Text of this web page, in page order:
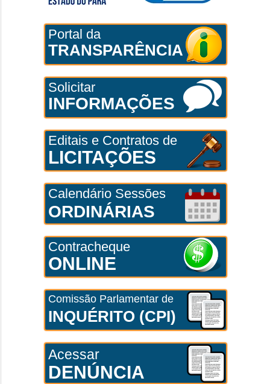
Portal da
TRANSPARÊNCIA
Solicitar
INFORMAÇÕES
Editais e Contratos de
LICITAÇÕES
Calendário Sessões
ORDINÁRIAS
Contracheque
ONLINE
Comissão Parlamentar de
INQUÉRITO (CPI)
Acessar
DENÚNCIA